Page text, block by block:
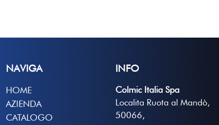
NAVIGA
HOME
AZIENDA
CATALOGO
INFO
Colmic Italia Spa
Localita Ruota al Mandò,
50066,